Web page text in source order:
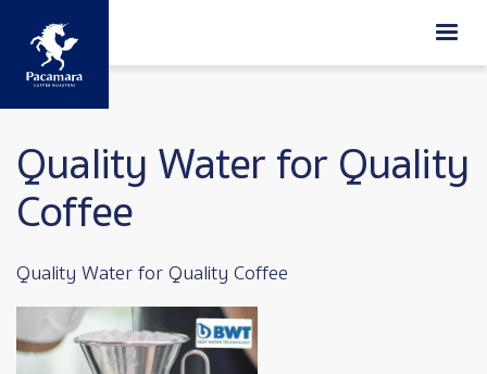
ข้ามไปยังเนื้อหาหลัก
Quality Water for Quality
Coffee
Quality Water for Quality Coffee